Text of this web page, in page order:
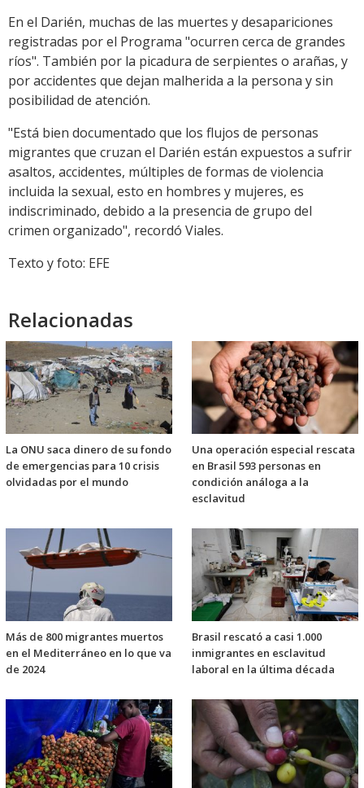
En el Darién, muchas de las muertes y desapariciones
registradas por el Programa "ocurren cerca de grandes
ríos". También por la picadura de serpientes o arañas, y
por accidentes que dejan malherida a la persona y sin
posibilidad de atención.
"Está bien documentado que los flujos de personas
migrantes que cruzan el Darién están expuestos a sufrir
asaltos, accidentes, múltiples de formas de violencia
incluida la sexual, esto en hombres y mujeres, es
indiscriminado, debido a la presencia de grupo del
crimen organizado", recordó Viales.
Texto y foto: EFE
Relacionadas
La ONU saca dinero de su fondo
de emergencias para 10 crisis
olvidadas por el mundo
Una operación especial rescata
en Brasil 593 personas en
condición análoga a la
esclavitud
Más de 800 migrantes muertos
en el Mediterráneo en lo que va
de 2024
Brasil rescató a casi 1.000
inmigrantes en esclavitud
laboral en la última década